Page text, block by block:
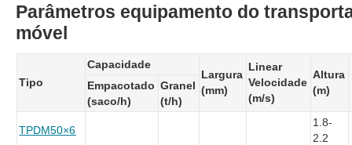
Parâmetros equipamento do
móvel
Tipo
Capacidade
Largura
(mm)
Linear
Velocidade
(m/s)
Altura
(m)
Empacotado
(saco/h)
Granel
(t/h)
TPDM50×6
1.8-
2.2